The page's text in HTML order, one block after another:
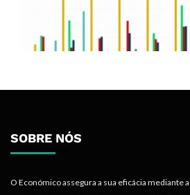
SOBRE NÓS
O Económico assegura a sua eficácia mediante